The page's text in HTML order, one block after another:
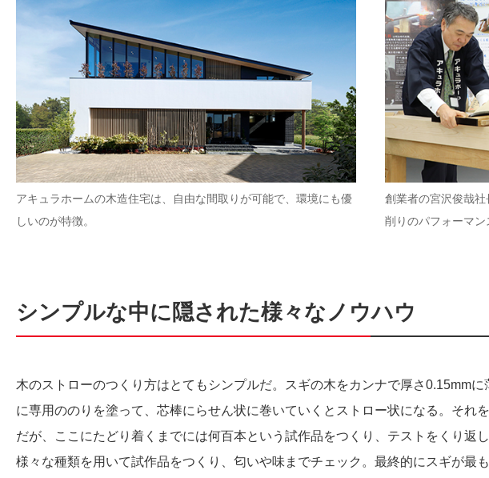
アキュラホームの木造住宅は、自由な間取りが可能で、環境にも優
しいのが特徴。
創業者の宮沢俊哉
削りのパフォーマン
シンプルな中に隠された様々なノウハウ
木のストローのつくり方はとてもシンプルだ。スギの木をカンナで厚さ0.15mm
に専用ののりを塗って、芯棒にらせん状に巻いていくとストロー状になる。それ
だが、ここにたどり着くまでには何百本という試作品をつくり、テストをくり返
様々な種類を用いて試作品をつくり、匂いや味までチェック。最終的にスギが最